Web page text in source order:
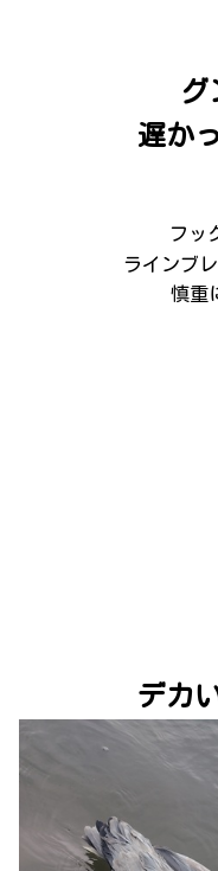
グ
遅か
フッ
ラインブ
慎重
デ